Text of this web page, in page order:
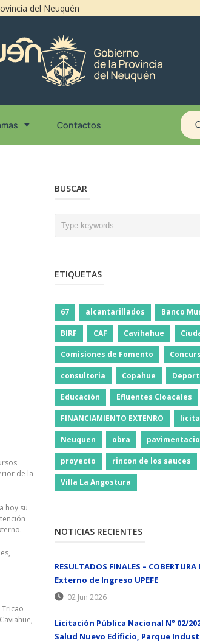
del Neuquén
Contactos
de la
hoy su
BUSCAR
ETIQUETAS
67 alcantarillados Banco
BIRF CAF Cavihahue
Comisiones de Fomento
consultoria Copahue
Educación Efluentes Cloacales
FINANCIAMIENTO EXTENRO
Neuquen obra
proyecto rincon de los sauces
Villa La Angostura
NOTICIAS RECIENTES
RESULTADOS FINALES –
Externo de Ingreso UPEFE
02 Jun 2026
Licitación Pública Nacional N° 02/
Salud Nuevo Edificio, Parque